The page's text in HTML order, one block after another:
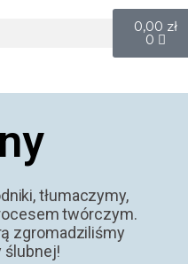
0,00 zł
0
tłumaczymy,
twórczym.
zgromadziliśmy
ślubnej!